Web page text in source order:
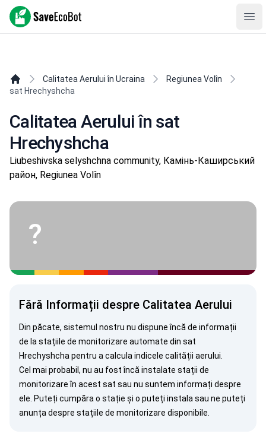
SaveEcoBot
Calitatea Aerului în Ucraina
Regiunea Volîn
sat Hrechyshcha
Calitatea Aerului în sat
Hrechyshcha
Liubeshivska selyshchna community, Камінь-Каширський
район, Regiunea Volîn
?
Fără Informații despre Calitatea Aerului
Din păcate, sistemul nostru nu dispune încă de informații
de la stațiile de monitorizare automate din sat
Hrechyshcha pentru a calcula indicele calității aerului.
Cel mai probabil, nu au fost încă instalate stații de
monitorizare în acest sat sau nu suntem informați despre
ele. Puteți cumpăra o stație și o puteți instala sau ne puteți
anunța despre stațiile de monitorizare disponibile.